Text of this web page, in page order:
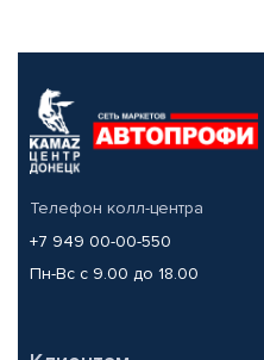
Телефон колл-центра
+7 949 00-00-550
Пн-Вс с 9.00 до 18.00